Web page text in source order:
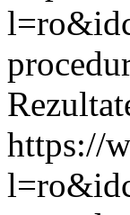
https://